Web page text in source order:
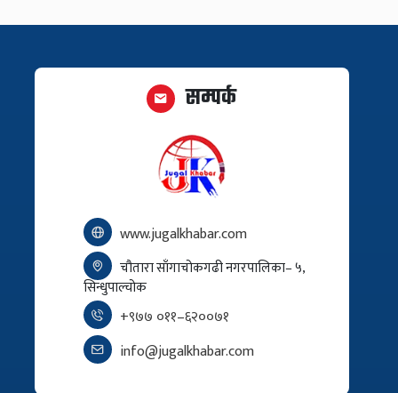
सम्पर्क
www.jugalkhabar.com
चौतारा साँगाचोकगढी नगरपालिका– ५,
सिन्धुपाल्चोक
+९७७ ०११–६२००७१
info@jugalkhabar.com